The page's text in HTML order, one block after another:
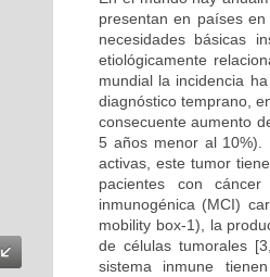
presentan en países
necesidades básicas
etiológicamente
mundial la incidencia
diagnóstico temprano,
consecuente aumento
5 años menor al 10%).
activas, este tumor
pacientes con
inmunogénica (MCI)
mobility box-1), la
de células tumorales
sistema inmune